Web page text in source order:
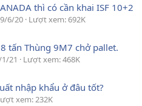
thì có cần khai ISF 10+2
6/20 Lượt xem: 692K
tấn Thùng 9M7 chở pallet.
21
Lượt xem: 468K
nhập khẩu ở đâu tốt?
xem: 232K